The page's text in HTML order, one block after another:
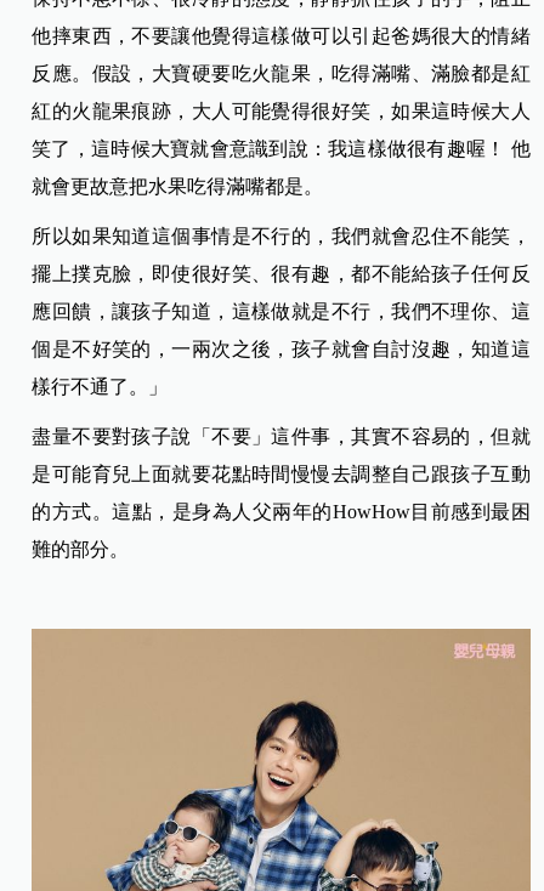
他摔東西，不要讓他覺得這樣做可以引起爸媽很大的情緒
反應。假設，大寶硬要吃火龍果，吃得滿嘴、滿臉都是紅
紅的火龍果痕跡，大人可能覺得很好笑，如果這時候大人
笑了，這時候大寶就會意識到說：我這樣做很有趣喔！ 他
就會更故意把水果吃得滿嘴都是。
所以如果知道這個事情是不行的，我們就會忍住不能笑，
擺上撲克臉，即使很好笑、很有趣，都不能給孩子任何反
應回饋，讓孩子知道，這樣做就是不行，我們不理你、這
個是不好笑的，一兩次之後，孩子就會自討沒趣，知道這
樣行不通了。」
盡量不要對孩子說「不要」這件事，其實不容易的，但就
是可能育兒上面就要花點時間慢慢去調整自己跟孩子互動
的方式。這點，是身為人父兩年的HowHow目前感到最困
難的部分。